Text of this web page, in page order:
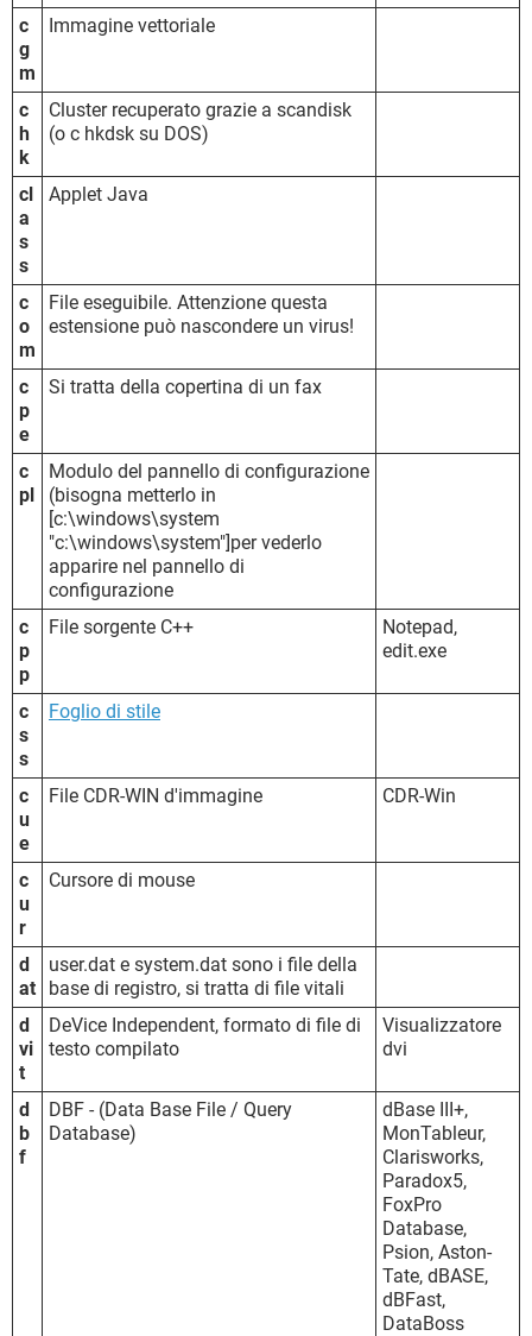
c
g
m
Immagine vettoriale
c
h
k
Cluster recuperato grazie a scandisk
(o c hkdsk su DOS)
cl
a
s
s
Applet Java
c
o
m
File eseguibile. Attenzione questa
estensione può nascondere un virus!
c
p
e
Si tratta della copertina di un fax
c
pl
Modulo del pannello di configurazione
(bisogna metterlo in
[c:\windows\system
"c:\windows\system"]per vederlo
apparire nel pannello di
configurazione
c
p
p
File sorgente C++
Notepad,
edit.exe
c
s
s
Foglio di stile
c
u
e
File CDR-WIN d'immagine CDR-Win
c
u
r
Cursore di mouse
d
at
user.dat e system.dat sono i file della
base di registro, si tratta di file vitali
d
vi
t
DeVice Independent, formato di file di
testo compilato
Visualizzatore
dvi
d
b
f
DBF - (Data Base File / Query
Database)
dBase III+,
MonTableur,
Clarisworks,
Paradox5,
FoxPro
Database,
Psion, Aston-
Tate, dBASE,
dBFast,
DataBoss